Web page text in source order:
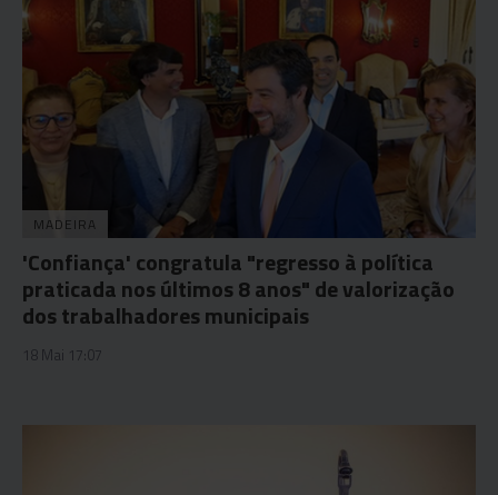
MADEIRA
'Confiança' congratula "regresso à política
praticada nos últimos 8 anos" de valorização
dos trabalhadores municipais
18 Mai 17:07